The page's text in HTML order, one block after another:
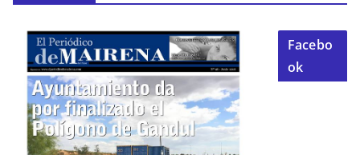
Facebo
ok